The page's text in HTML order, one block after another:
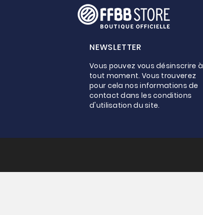
NEWSLETTER
Vous pouvez vous désinscrire à
tout moment. Vous trouverez
pour cela nos informations de
contact dans les conditions
d'utilisation du site.